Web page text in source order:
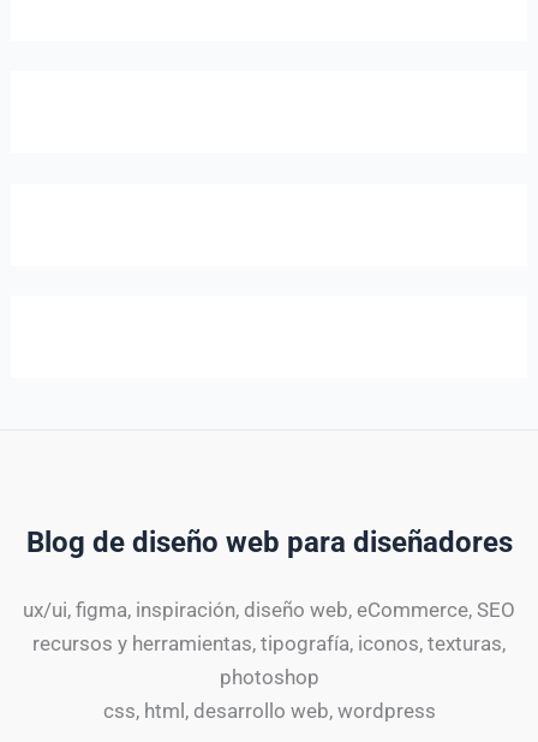
Blog de diseño web para diseñadores
ux/ui, figma, inspiración, diseño web, eCommerce, SEO
recursos y herramientas, tipografía, iconos, texturas,
photoshop
css, html, desarrollo web, wordpress